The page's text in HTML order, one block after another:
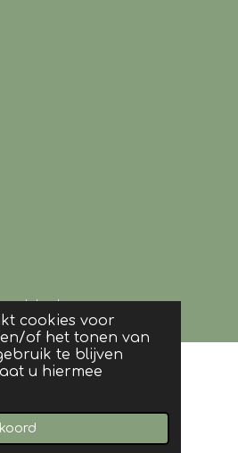
cookies voor
of het tonen van
te blijven
u hiermee
voorbehouden